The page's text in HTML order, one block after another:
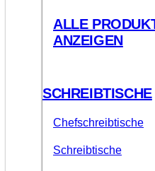
ALLE
ANZEIGEN
SCHREIBTISCHE
Chefschreibtische
Schreibtische